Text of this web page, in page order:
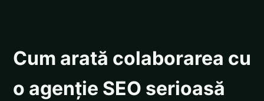
Cum arată colaborarea cu
o agenție SEO serioasă